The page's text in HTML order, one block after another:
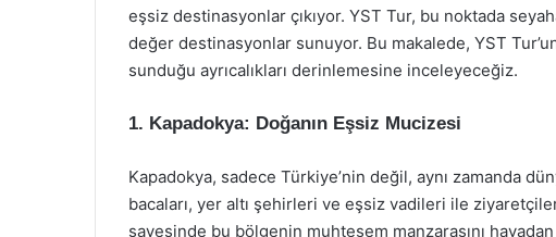
eşsiz destinasyonlar çıkıyor. YST Tur, bu noktada
değer destinasyonlar sunuyor. Bu makalede, YST
sunduğu ayrıcalıkları derinlemesine inceleyeceğiz.
1. Kapadokya: Doğanın Eşsiz Mucizesi
Kapadokya, sadece Türkiye’nin değil, aynı zamanda
bacaları, yer altı şehirleri ve eşsiz vadileri ile
sayesinde bu bölgenin muhteşem manzarasını